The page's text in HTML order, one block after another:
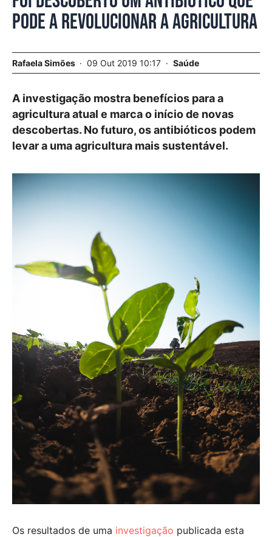
pode a revolucionar a agricultura
Rafaela Simões 09 Out 2019 10:17 Saúde
A investigação mostra benefícios para a
agricultura atual e marca o início de novas
descobertas. No futuro, os antibióticos podem
levar a uma agricultura mais sustentável.
Os resultados de uma investigação publicada esta